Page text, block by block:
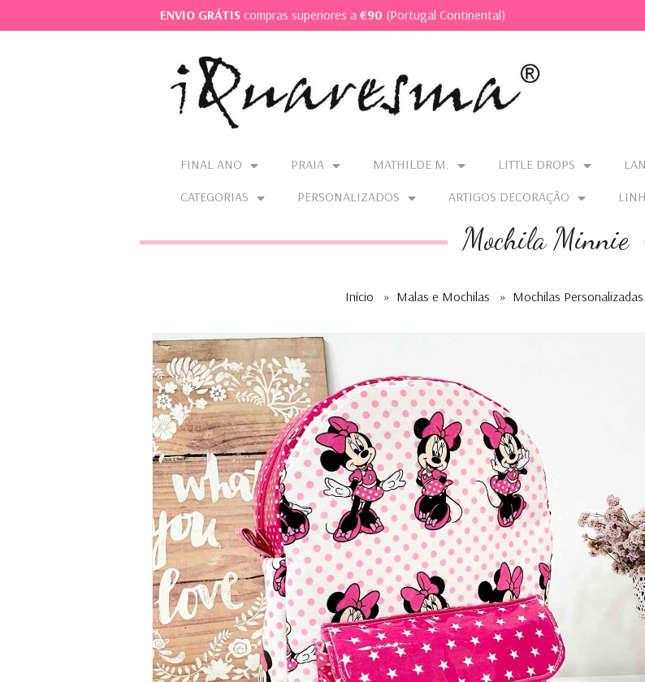
ENVIO GRÁTIS compras superiores a €90 (Portugal Continental)
FINAL ANO PRAIA MATHILDE M. LITTLE DROPS
CATEGORIAS
PERSONALIZADOS ARTIGOS DECORAÇÃO
Mochila Minnie
Início » Malas e Mochilas » Mochilas Personalizadas